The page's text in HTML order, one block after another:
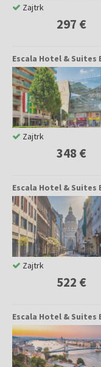
297 €
Zajtrk
Escala Hotel &
348 €
Zajtrk
Escala Hotel &
522 €
Zajtrk
Escala Hotel &